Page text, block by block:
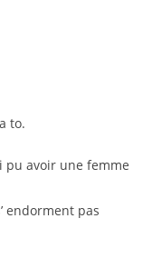
to.
pu avoir une femme
endorment pas